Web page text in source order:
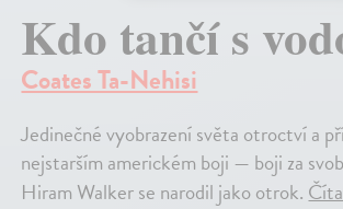
Kdo tančí s
Coates Ta-Nehisi
Jedinečné vyobrazení světa otroctví a
nejstarším americkém boji — boji za
Hiram Walker se narodil jako otrok.